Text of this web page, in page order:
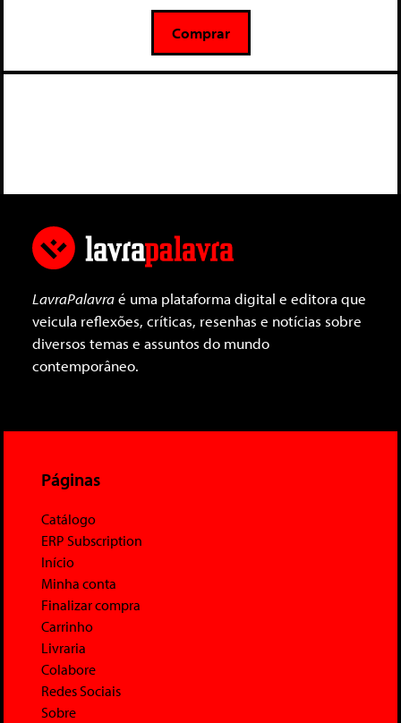
5
Comprar
LavraPalavraé uma plataforma digital e editora que
veicula reflexões, críticas, resenhas e notícias sobre
diversos temas e assuntos do mundo
contemporâneo.
Páginas
Catálogo
ERP Subscription
Início
Minha conta
Finalizar compra
Carrinho
Livraria
Colabore
Redes Sociais
Sobre